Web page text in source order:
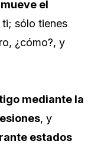
el
ti; sólo tienes
¿cómo?, y
mediante la
, y
estados